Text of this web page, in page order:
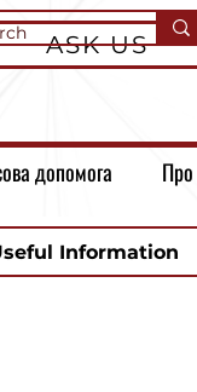
допомога
ASK US
Information